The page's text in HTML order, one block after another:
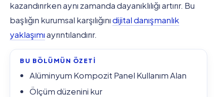
kazandırırken aynı zamanda dayanıklılığı artırır. Bu
başlığın kurumsal karşılığınıdijital danışmanlık
yaklaşımıayrıntılandırır.
BU BÖLÜMÜN ÖZETİ
Alüminyum Kompozit Panel Kullanım Alan
Ölçüm düzenini kur